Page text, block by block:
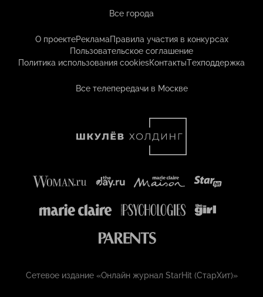
Все города
О проектеРекламаПравила участия в конкурсах
Пользовательское соглашение
Политика использования cookiesКонтактыТехподдержка
Все телепередачи в Москве
Сетевое издание «Онлайн журнал StarHit (СтарХит)»